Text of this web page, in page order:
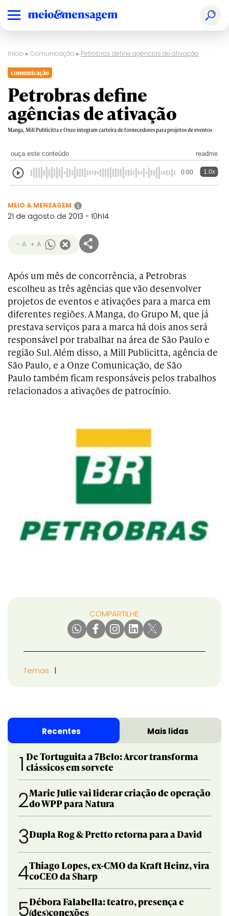
Início ▸Comunicação ▸ Petrobras define agências de ativação
comunicação
Petrobras define
agências de ativação
Manga, Mill Publicitta e Onze integram carteira de fornecedores para projetos de eventos
ouça este conteúdo readme
0:00 1.0x
MEIO & MENSAGEM i
21 de agosto de 2013 - 10h14
- A + A
Após um mês de concorrência, a Petrobras
escolheu as três agências que vão desenvolver
projetos de eventos e ativações para a marca em
diferentes regiões. A Manga, do Grupo M, que já
prestava serviços para a marca há dois anos será
responsável por trabalhar na área de São Paulo e
região Sul. Além disso, a Mill Publicitta, agência de
São Paulo, e a Onze Comunicação, de São
Paulo também ficam responsáveis pelos trabalhos
relacionados a ativações de patrocínio.
COMPARTILHE:
Temas
Recentes Mais lidas
1 De Tortuguita a 7Belo: Arcor transforma
clássicos em sorvete
2Marie Julie vai liderar criação de operação
do WPP para Natura
3Dupla Rog & Pretto retorna para a David
4Thiago Lopes, ex-CMO da Kraft Heinz, vira
coCEO da Sharp
5Débora Falabella: teatro, presença e
(des)conexões